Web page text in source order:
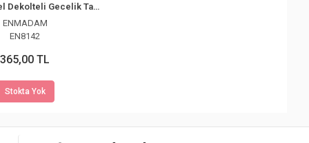
Enmadam Bel Dekolteli Gecelik Takım
ENMADAM
EN8142
365,00 TL
Stokta Yok